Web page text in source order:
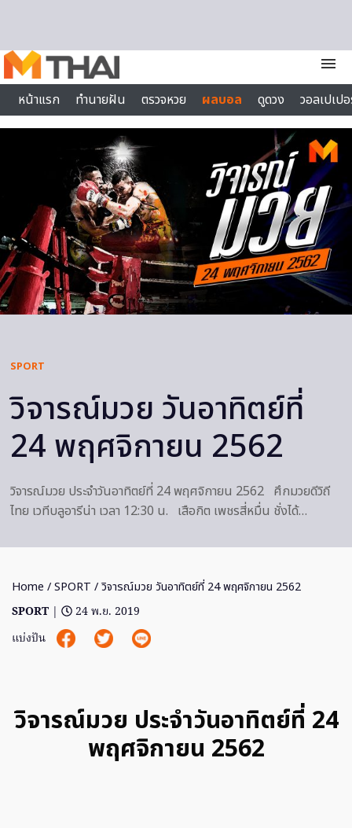
menu
หน้าแรก
ทำนายฝัน ตรวจหวย ผลบอล ดูดวง
วอลเปเป
ไลฟ์สไตล์
SPORT
วิจารณ์มวย วันอาทิตย์ที่
24 พฤศจิกายน 2562
วิจารณ์มวย ประจำวันอาทิตย์ที่ 24 พฤศจิกายน 2562 ศึกมวยดีวิถี
ไทย เวทีบลูอารีน่า เวลา 12:30 น. เสือกิต เพชรสี่หมื่น ชั่งได้…
Home /SPORT / วิจารณ์มวย วันอาทิตย์ที่ 24 พฤศจิกายน 2562
SPORT |
24 พ.ย. 2019
แบ่งปัน
วิจารณ์มวย ประจำวันอาทิตย์ที่ 24
พฤศจิกายน 2562